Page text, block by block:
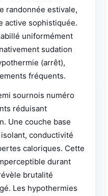
randonnée estivale,
active sophistiquée.
uniformément
sudation
(arrêt),
fréquents.
sournois numéro
réduisant
Une couche base
conductivité
caloriques. Cette
durant
brutalité
Les hypothermies